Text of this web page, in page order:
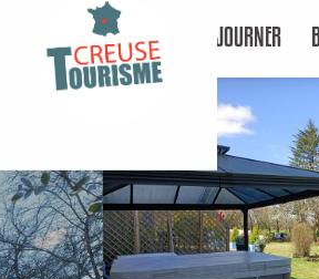
SÉJOURNER